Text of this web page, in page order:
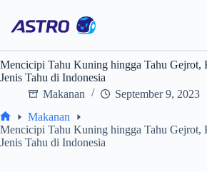
content
Mencicipi Tahu Kuning hingga Tahu Gejrot,
Jenis Tahu di Indonesia
Makanan
September 9, 2023
Home
Makanan
Mencicipi Tahu Kuning hingga Tahu Gejrot,
Jenis Tahu di Indonesia